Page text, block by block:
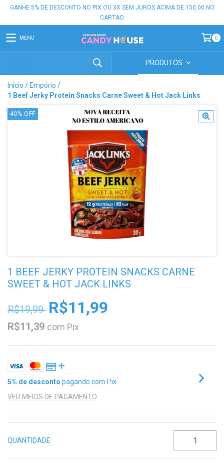
GANHE 5% DE DESCONTO NO PIX OU 3X SEM JUROS ACIMA DE 150,00 NO
CARTAO
MENU 0
PRODUTOS
Início / Empório /
1 Beef Jerky Protein Snacks Carne Sweet & Hot Jack Links
40% OFF
1 BEEF JERKY PROTEIN SNACKS CARNE
SWEET & HOT JACK LINKS
R$19,99 R$11,99
R$11,39 com Pix
5% de desconto pagando com Pix
VER MEIOS DE PAGAMENTO
QUANTIDADE